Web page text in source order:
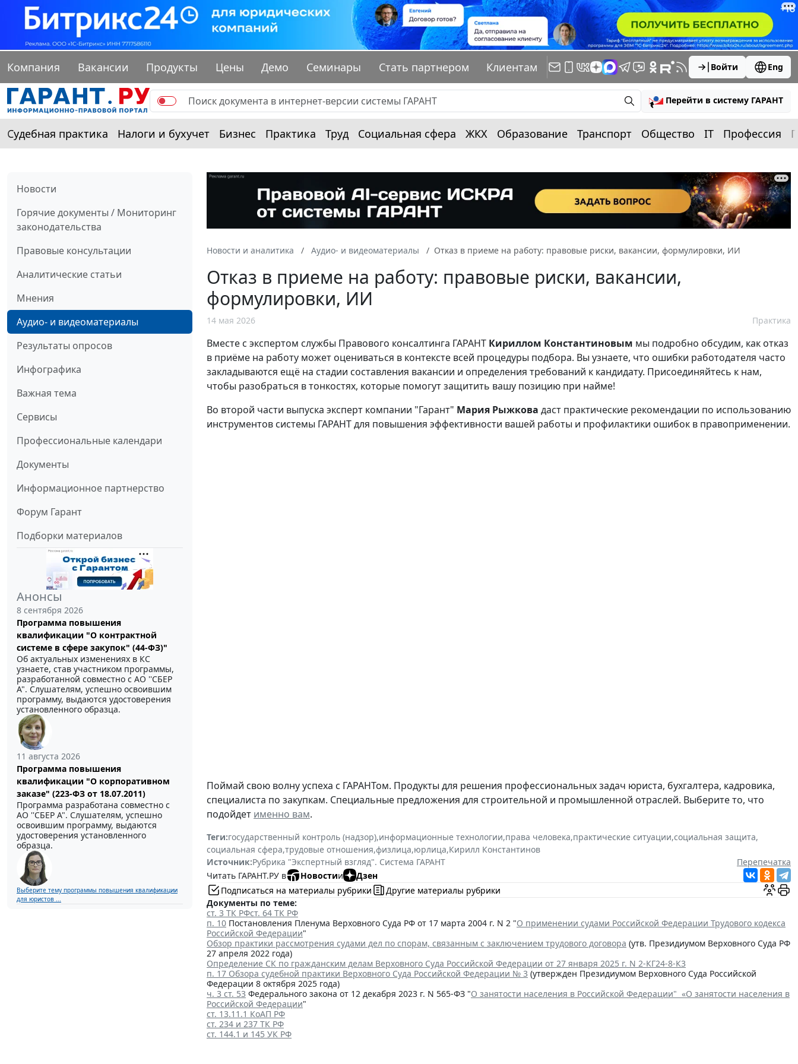
Компания Вакансии Продукты Цены Демо Семинары Стать партнером Клиентам Войти Eng
Перейти в систему ГАРАНТ
Судебная практика Налоги и бухучет Бизнес Практика Труд Социальная сфера ЖКХ Образование Транспорт Общество IT Профессия
Новости
Горячие документы / Мониторинг
законодательства
Правовые консультации
Аналитические статьи
Мнения
Аудио- и видеоматериалы
Результаты опросов
Инфографика
Важная тема
Сервисы
Профессиональные календари
Документы
Информационное партнерство
Форум Гарант
Подборки материалов
Анонсы
8 сентября 2026
Программа повышения
квалификации "О контрактной
системе в сфере закупок" (44-ФЗ)"
Об актуальных изменениях в КС
узнаете, став участником программы,
разработанной совместно с АО ''СБЕР
А". Слушателям, успешно освоившим
программу, выдаются удостоверения
установленного образца.
11 августа 2026
Программа повышения
квалификации "О корпоративном
заказе" (223-ФЗ от 18.07.2011)
Программа разработана совместно с
АО ''СБЕР А". Слушателям, успешно
освоившим программу, выдаются
удостоверения установленного
образца.
Выберите тему программы повышения квалификации
для юристов ...
Новости и аналитика Аудио- и видеоматериалы Отказ в приеме на работу: правовые риски, вакансии, формулировки, ИИ
Отказ в приеме на работу: правовые риски, вакансии,
формулировки, ИИ
14 мая 2026 Практика
Вместе с экспертом службы Правового консалтинга ГАРАНТ Кириллом Константиновым мы подробно обсудим, как отказ
в приёме на работу может оцениваться в контексте всей процедуры подбора. Вы узнаете, что ошибки работодателя часто
закладываются ещё на стадии составления вакансии и определения требований к кандидату. Присоединяйтесь к нам,
чтобы разобраться в тонкостях, которые помогут защитить вашу позицию при найме!
Во второй части выпуска эксперт компании "Гарант" Мария Рыжкова даст практические рекомендации по использованию
инструментов системы ГАРАНТ для повышения эффективности вашей работы и профилактики ошибок в правоприменении.
Поймай свою волну успеха с ГАРАНТом. Продукты для решения профессиональных задач юриста, бухгалтера, кадровика,
специалиста по закупкам. Специальные предложения для строительной и промышленной отраслей. Выберите то, что
подойдет именно вам.
Теги:государственный контроль (надзор),информационные технологии,права человека,практические ситуации,социальная защита,
социальная сфера,трудовые отношения,физлица,юрлица,Кирилл Константинов
Источник:Рубрика "Экспертный взгляд". Система ГАРАНТ
Перепечатка
Читать ГАРАНТ.РУ в
Новостии
Дзен
Подписаться на материалы рубрики
Другие материалы рубрики
Документы по теме:
cт. 3 ТК РФст. 64 ТК РФ
п. 10 Постановления Пленума Верховного Суда РФ от 17 марта 2004 г. N 2 "О применении судами Российской Федерации Трудового кодекса
Российской Федерации"
Обзор практики рассмотрения судами дел по спорам, связанным с заключением трудового договора (утв. Президиумом Верховного Суда РФ
27 апреля 2022 года)
Определение СК по гражданским делам Верховного Суда Российской Федерации от 27 января 2025 г. N 2-КГ24-8-К3
п. 17 Обзора судебной практики Верховного Суда Российской Федерации № 3 (утвержден Президиумом Верховного Суда Российской
Федерации 8 октября 2025 года)
ч. 3 ст. 53 Федерального закона от 12 декабря 2023 г. N 565-ФЗ "О занятости населения в Российской Федерации" «О занятости населения в
Российской Федерации"
ст. 13.11.1 КоАП РФ
ст. 234 и 237 ТК РФ
cт. 144.1 и 145 УК РФ